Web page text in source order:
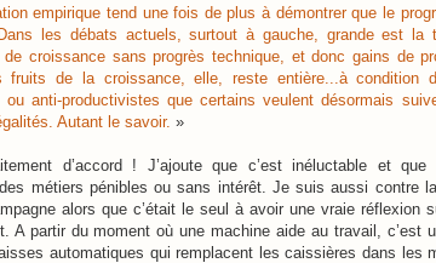
empirique tend une fois de plus à démontrer que le
les débats actuels, surtout à gauche, grande est la
croissance sans progrès technique, et donc gains de
fruits de la croissance, elle, reste entière...à condition
ou anti-productivistes que certains veulent désormais
Autant le savoir. »
d’accord ! J’ajoute que c’est inéluctable et
métiers pénibles ou sans intérêt. Je suis aussi contre
alors que c’était le seul à avoir une vraie réflexion
A partir du moment où une machine aide au travail,
automatiques qui remplacent les caissières dans les